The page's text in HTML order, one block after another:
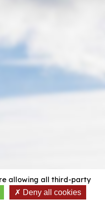
allowing all third-party
Deny all cookies